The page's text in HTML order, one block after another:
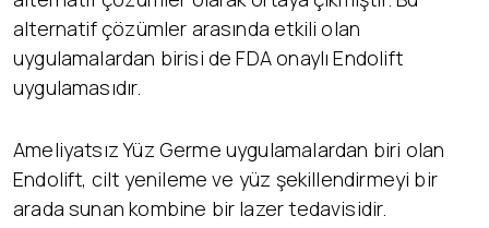
alternatif çözümler arasında etkili olan
uygulamalardan birisi de FDA onaylı Endolift
uygulamasıdır.
Ameliyatsız Yüz Germe uygulamalardan biri olan
Endolift, cilt yenileme ve yüz şekillendirmeyi bir
arada sunan kombine bir lazer tedavisidir.